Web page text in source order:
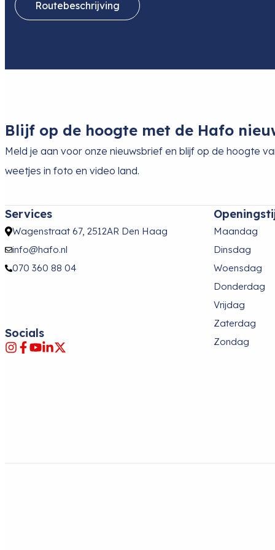
Routebeschrijving
Blijf op de hoogte met de Hafo
Meld je aan voor onze nieuwsbrief en blijf op de hoogte
weetjes in foto en video land.
Services
Wagenstraat 67, 2512AR Den Haag
info@hafo.nl
070 360 88 04
Socials
Maandag
Dinsdag
Woensdag
Donderdag
Vrijdag
Zaterdag
Zondag